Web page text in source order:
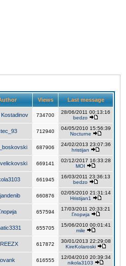
Views Last message
Kostadinov 734700
28/06/2011 00:13:16
bedzo
712940
04/05/2010 15:56:39
Nocturne
687906
24/02/2013 23:07:36
hristijan
669141
02/12/2017 16:33:28
MOI
661945
16/03/2011 23:36:13
bedzo
660876
02/05/2010 21:31:14
Hristijan1
657594
17/03/2011 20:33:21
Глорија
655705
15/06/2010 00:01:41
mile
617872
30/01/2013 22:29:08
KireKolaroski
616555
12/04/2010 20:39:34
nikola3103